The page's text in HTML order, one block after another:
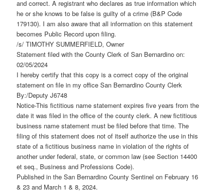
and correct. A registrant who declares as true information which
he or she knows to be false is guilty of a crime (B&P Code
179130). I am also aware that all information on this statement
becomes Public Record upon filing.
/s/ TIMOTHY SUMMERFIELD, Owner
Statement filed with the County Clerk of San Bernardino on:
02/05/2024
I hereby certify that this copy is a correct copy of the original
statement on file in my office San Bernardino County Clerk
By:/Deputy J6748
Notice-This fictitious name statement expires five years from the
date it was filed in the office of the county clerk. A new fictitious
business name statement must be filed before that time. The
filing of this statement does not of itself authorize the use in this
state of a fictitious business name in violation of the rights of
another under federal, state, or common law (see Section 14400
et seq., Business and Professions Code).
Published in the San Bernardino County Sentinel on February 16
& 23 and March 1 & 8, 2024.